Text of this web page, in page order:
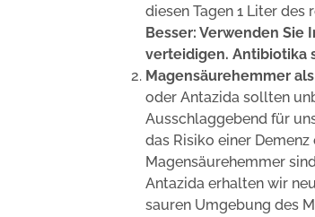
diesen Tagen 1 Liter des
Besser: Verwenden
verteidigen. Antibiotika
Magensäurehemmer
oder Antazida sollten
Ausschlaggebend für
das Risiko einer
Magensäurehemmer
Antazida erhalten wir
sauren Umgebung des